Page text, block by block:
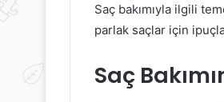
Saç bakımıyla ilgili
parlak saçlar için
Saç